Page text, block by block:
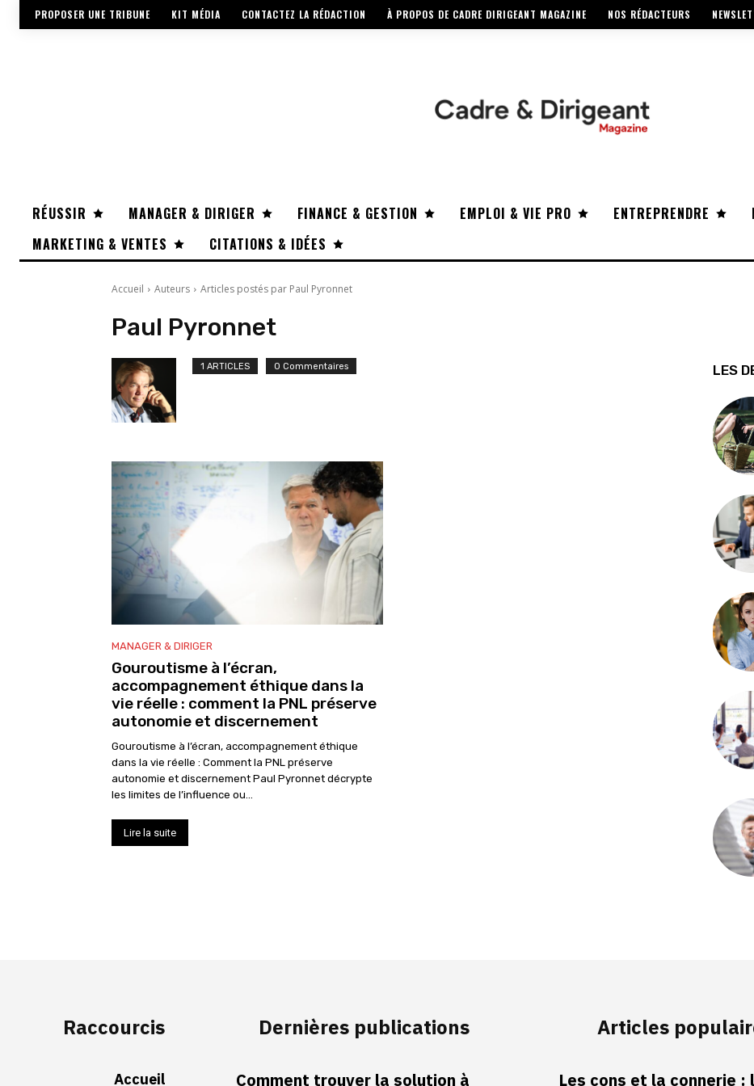
PROPOSER UNE TRIBUNE KIT MÉDIA CONTACTEZ LA RÉDACTION À PROPOS DE CADRE DIRIGEANT MAGAZINE NOS RÉDACTEURS
RÉUSSIR MANAGER & DIRIGER FINANCE & GESTION EMPLOI & VIE PRO ENTREPRENDRE
MARKETING & VENTES
CITATIONS & IDÉES
Accueil Auteurs Articles postés par Paul Pyronnet
Paul Pyronnet
1 ARTICLES 0 Commentaires
MANAGER & DIRIGER
Gouroutisme à l’écran,
accompagnement éthique dans la
vie réelle : comment la PNL préserve
autonomie et discernement
Gouroutisme à l’écran, accompagnement éthique
dans la vie réelle : Comment la PNL préserve
autonomie et discernement Paul Pyronnet décrypte
les limites de l’influence ou...
Lire la suite
LES
Raccourcis
Accueil
Dernières publications
Comment trouver la solution à
Articles
Les cons et la connerie :